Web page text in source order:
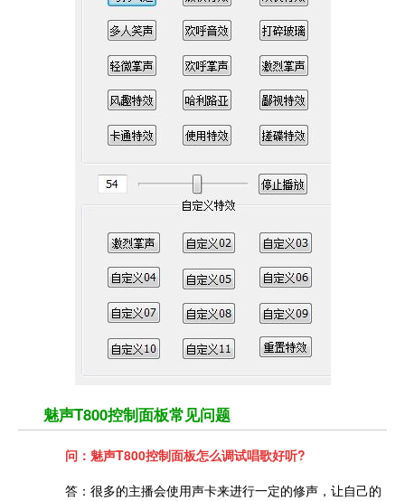
魅声T800控制面板常见问题
问：魅声T800控制面板怎么调试唱歌好听?
答：很多的主播会使用声卡来进行一定的修声，让自己的